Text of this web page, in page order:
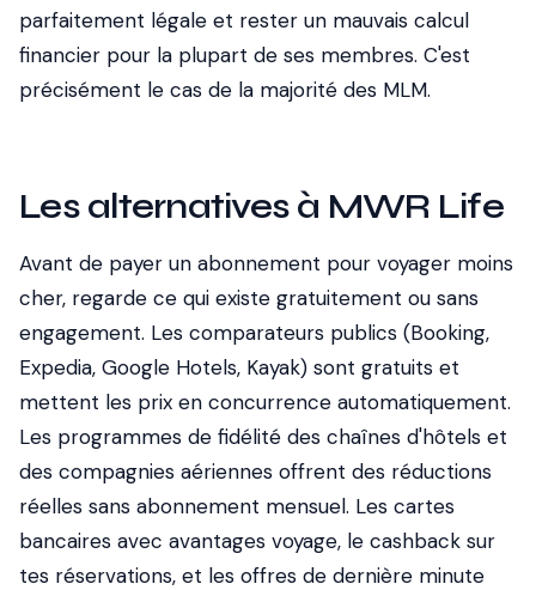
parfaitement légale et rester un mauvais calcul
financier pour la plupart de ses membres. C'est
précisément le cas de la majorité des MLM.
Les alternatives à MWR Life
Avant de payer un abonnement pour voyager moins
cher, regarde ce qui existe gratuitement ou sans
engagement. Les comparateurs publics (Booking,
Expedia, Google Hotels, Kayak) sont gratuits et
mettent les prix en concurrence automatiquement.
Les programmes de fidélité des chaînes d'hôtels et
des compagnies aériennes offrent des réductions
réelles sans abonnement mensuel. Les cartes
bancaires avec avantages voyage, le cashback sur
tes réservations, et les offres de dernière minute